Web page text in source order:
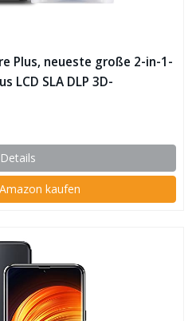
Plus, neueste große 2-in-1-
LCD SLA DLP 3D-
geschlossenem
Details
kaufen